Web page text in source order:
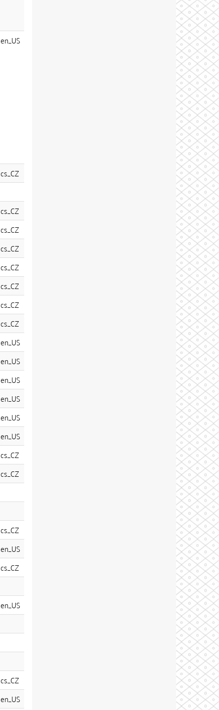
en_US
cs_CZ
cs_CZ
cs_CZ
cs_CZ
cs_CZ
cs_CZ
cs_CZ
cs_CZ
en_US
en_US
en_US
en_US
en_US
en_US
cs_CZ
cs_CZ
cs_CZ
en_US
cs_CZ
en_US
cs_CZ
en_US